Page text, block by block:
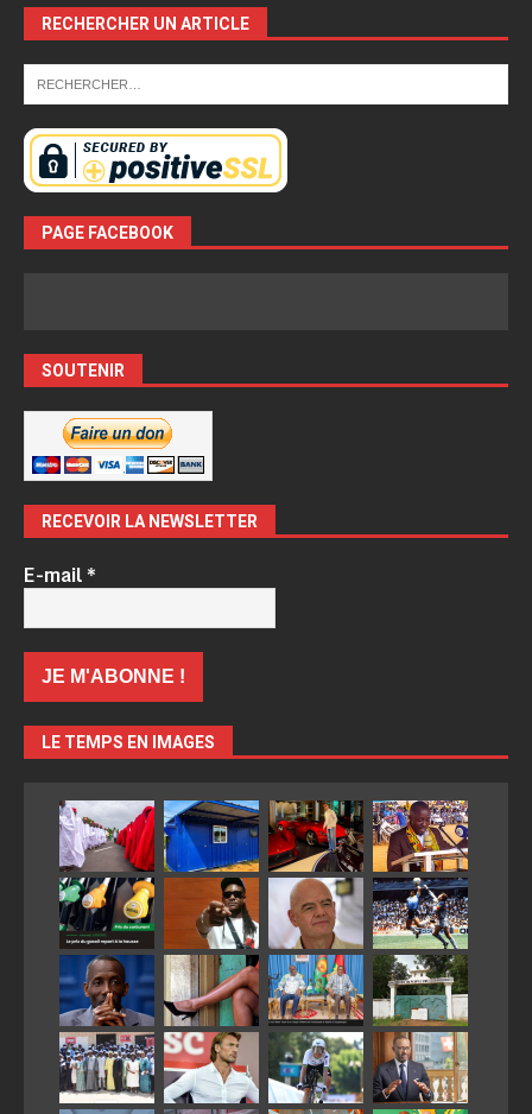
RECHERCHER UN ARTICLE
PAGE FACEBOOK
SOUTENIR
RECEVOIR LA NEWSLETTER
E-mail*
LE TEMPS EN IMAGES